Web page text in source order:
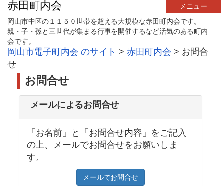
赤田町内会
メニュー
岡山市中区の１１５０世帯を超える大規模な赤田町内会です。
親・子・孫と三世代が集まる行事を開催するなど活気のある町内
会です。
岡山市電子町内会 のサイト > 赤田町内会 > お問合
せ
お問合せ
メールによるお問合せ
「お名前」と「お問合せ内容」をご記入
の上、メールでお問合せをお願いしま
す。
メールでお問合せ